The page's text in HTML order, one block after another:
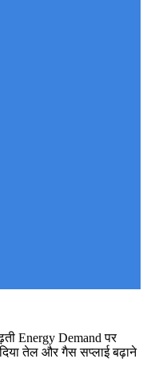
Energy Demand पर
तेल और गैस सप्लाई बढ़ाने